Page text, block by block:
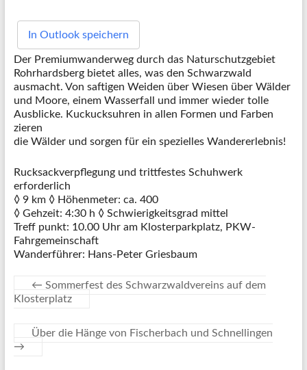
In Outlook speichern
Der Premiumwanderweg durch das Naturschutzgebiet
Rohrhardsberg bietet alles, was den Schwarzwald
ausmacht. Von saftigen Weiden über Wiesen über Wälder
und Moore, einem Wasserfall und immer wieder tolle
Ausblicke. Kuckucksuhren in allen Formen und Farben
zieren
die Wälder und sorgen für ein spezielles Wandererlebnis!
Rucksackverpflegung und trittfestes Schuhwerk
erforderlich
◊ 9 km ◊ Höhenmeter: ca. 400
◊ Gehzeit: 4:30 h ◊ Schwierigkeitsgrad mittel
Treff punkt: 10.00 Uhr am Klosterparkplatz, PKW-
Fahrgemeinschaft
Wanderführer: Hans-Peter Griesbaum
← Sommerfest des Schwarzwaldvereins auf dem
Klosterplatz
Über die Hänge von Fischerbach und Schnellingen
→